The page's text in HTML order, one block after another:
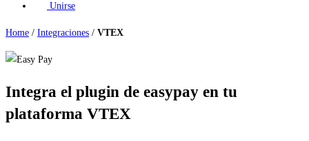
Unirse
Home / Integraciones / VTEX
Integra el plugin de easypay en tu
plataforma VTEX